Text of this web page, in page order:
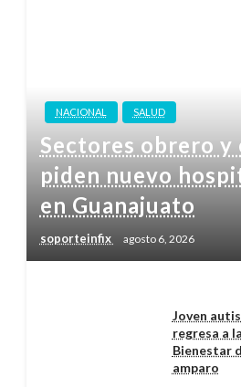
NACIONAL SALUD
Sectores obrero y
piden nuevo
en Guanajuato
soporteinfix agosto 6, 2026
Joven
regresa a
Bienestar
amparo